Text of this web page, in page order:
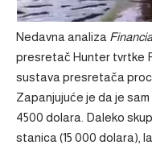
Nedavna analiza
presretač Hunter tvrtke
sustava presretača
Zapanjujuće je da je
4500 dolara. Daleko
stanica (15 000 dolara),